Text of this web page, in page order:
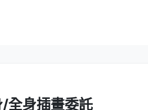
全身插畫委託